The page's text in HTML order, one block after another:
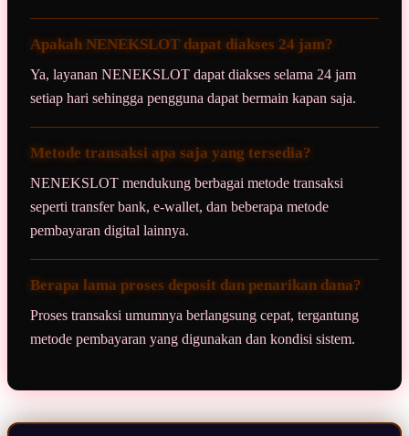
Apakah NENEKSLOT dapat diakses 24 jam?
Ya, layanan NENEKSLOT dapat diakses selama 24 jam
setiap hari sehingga pengguna dapat bermain kapan saja.
Metode transaksi apa saja yang tersedia?
NENEKSLOT mendukung berbagai metode transaksi
seperti transfer bank, e-wallet, dan beberapa metode
pembayaran digital lainnya.
Berapa lama proses deposit dan penarikan dana?
Proses transaksi umumnya berlangsung cepat, tergantung
metode pembayaran yang digunakan dan kondisi sistem.